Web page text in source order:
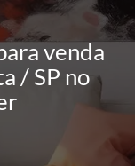
venda
/ SP no